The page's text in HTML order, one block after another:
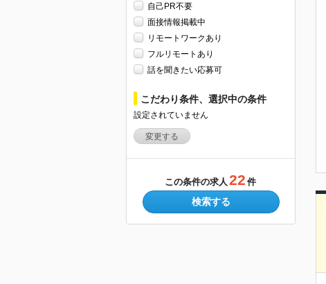
自己PR不要
面接情報掲載中
リモートワークあり
フルリモートあり
話を聞きたい応募可
こだわり条件、選択中の条件
設定されていません
変更する
この条件の求人 22 件
検索する